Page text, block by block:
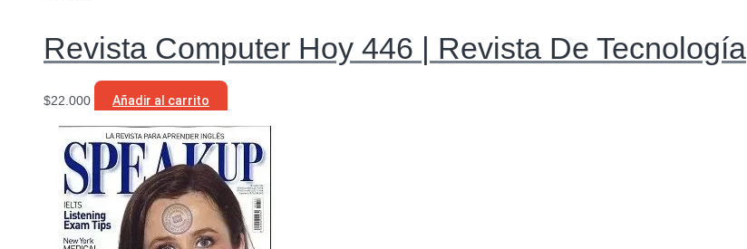
Revista Computer Hoy 446 | Revista De Tecnología
$22.000 Añadir al carrito